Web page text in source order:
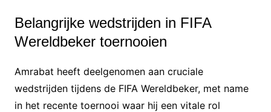
Belangrijke wedstrijden in FIFA
Wereldbeker toernooien
Amrabat heeft deelgenomen aan cruciale
wedstrijden tijdens de FIFA Wereldbeker, met name
in het recente toernooi waar hij een vitale rol